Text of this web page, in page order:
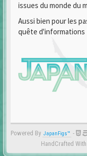
issues du monde du
Aussi bien pour les
quête d'informations
Powered By JapanFigs™ -
HandCrafted With